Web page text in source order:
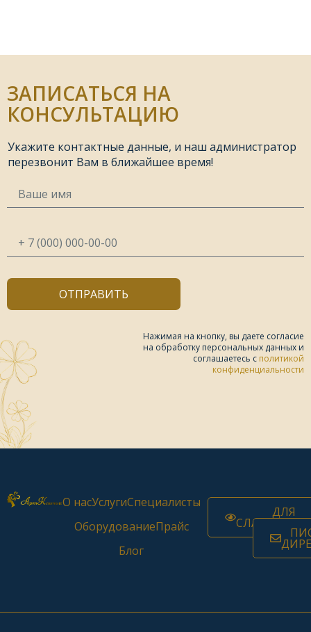
ЗАПИСАТЬСЯ НА
КОНСУЛЬТАЦИЮ
Укажите контактные данные, и наш администратор
перезвонит Вам в ближайшее время!
ОТПРАВИТЬ
Нажимая на кнопку, вы даете согласие
на обработку персональных данных и
соглашаетесь c политикой
конфиденциальности
О насУслугиСпециалисты
ОборудованиеПрайс
Блог
ДЛЯ